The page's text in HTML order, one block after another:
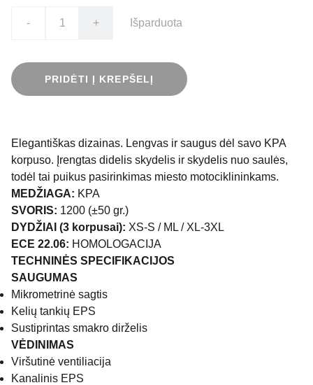
- + Išparduota
PRIDĖTI Į KREPŠELĮ
Elegantiškas dizainas. Lengvas ir saugus dėl savo KPA
korpuso. Įrengtas didelis skydelis ir skydelis nuo saulės,
todėl tai puikus pasirinkimas miesto motociklininkams.
MEDŽIAGA: KPA
SVORIS: 1200 (±50 gr.)
DYDŽIAI (3 korpusai): XS-S / ML / XL-3XL
ECE 22.06: HOMOLOGACIJA
TECHNINĖS SPECIFIKACIJOS
SAUGUMAS
Mikrometrinė sagtis
Kelių tankių EPS
Sustiprintas smakro dirželis
VĖDINIMAS
Viršutinė ventiliacija
Kanalinis EPS